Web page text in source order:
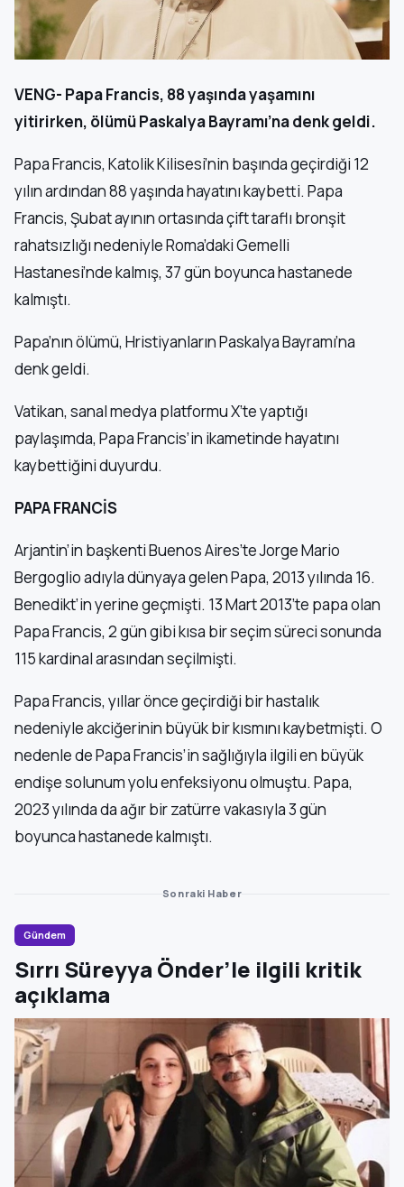
VENG- Papa Francis, 88 yaşında yaşamını
yitirirken, ölümü Paskalya Bayramı’na denk geldi.
Papa Francis, Katolik Kilisesi’nin başında geçirdiği 12
yılın ardından 88 yaşında hayatını kaybetti. Papa
Francis, Şubat ayının ortasında çift taraflı bronşit
rahatsızlığı nedeniyle Roma’daki Gemelli
Hastanesi’nde kalmış, 37 gün boyunca hastanede
kalmıştı.
Papa’nın ölümü, Hristiyanların Paskalya Bayramı’na
denk geldi.
Vatikan, sanal medya platformu X’te yaptığı
paylaşımda, Papa Francis’in ikametinde hayatını
kaybettiğini duyurdu.
PAPA FRANCİS
Arjantin’in başkenti Buenos Aires’te Jorge Mario
Bergoglio adıyla dünyaya gelen Papa, 2013 yılında 16.
Benedikt’in yerine geçmişti. 13 Mart 2013’te papa olan
Papa Francis, 2 gün gibi kısa bir seçim süreci sonunda
115 kardinal arasından seçilmişti.
Papa Francis, yıllar önce geçirdiği bir hastalık
nedeniyle akciğerinin büyük bir kısmını kaybetmişti. O
nedenle de Papa Francis’in sağlığıyla ilgili en büyük
endişe solunum yolu enfeksiyonu olmuştu. Papa,
2023 yılında da ağır bir zatürre vakasıyla 3 gün
boyunca hastanede kalmıştı.
Sonraki Haber
Gündem
Sırrı Süreyya Önder’le ilgili kritik
açıklama